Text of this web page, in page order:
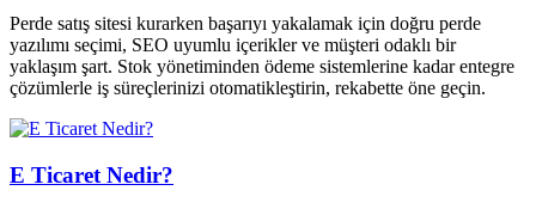
Perde satış sitesi kurarken başarıyı yakalamak için doğru perde
yazılımı seçimi, SEO uyumlu içerikler ve müşteri odaklı bir
yaklaşım şart. Stok yönetiminden ödeme sistemlerine kadar entegre
çözümlerle iş süreçlerinizi otomatikleştirin, rekabette öne geçin.
E Ticaret Nedir?